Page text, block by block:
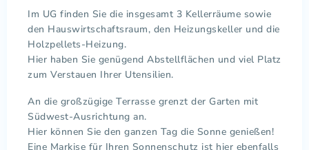
Im UG finden Sie die insgesamt 3 Kellerräume sowie
den Hauswirtschaftsraum, den Heizungskeller und die
Holzpellets-Heizung.
Hier haben Sie genügend Abstellflächen und viel Platz
zum Verstauen Ihrer Utensilien.
An die großzügige Terrasse grenzt der Garten mit
Südwest-Ausrichtung an.
Hier können Sie den ganzen Tag die Sonne genießen!
Eine Markise für Ihren Sonnenschutz ist hier ebenfalls